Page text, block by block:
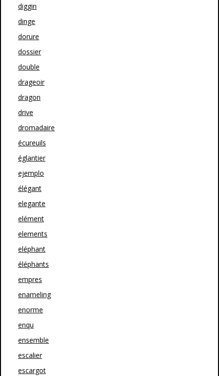
diggin
dinge
dorure
dossier
double
drageoir
dragon
drive
dromadaire
écureuils
églantier
ejemplo
élégant
elegante
elément
elements
eléphant
éléphants
empres
enameling
enorme
enqu
ensemble
escalier
escargot